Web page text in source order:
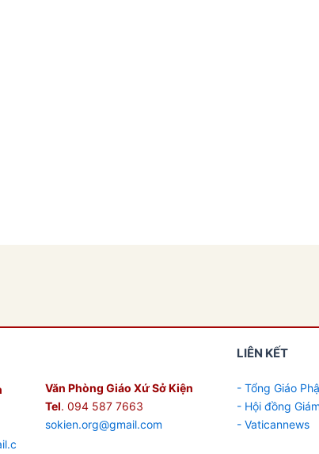
Văn Phòng Giáo Xứ Sở Kiện
Tel. 094 587 7663
sokien.org@gmail.com
LIÊN KẾT
- Tổng Giáo
- Hội đồng
- Vaticannews